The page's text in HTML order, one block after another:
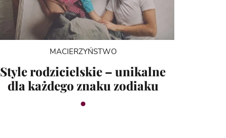
MACIERZYŃSTWO
Style rodzicielskie – unikalne
dla każdego znaku zodiaku